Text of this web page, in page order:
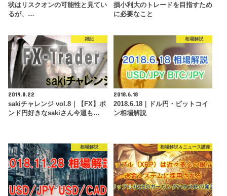
状はリスクオンの可能性と見てい
るが、…
損小利大のトレードを目指すため
に必要なこと
雑記
2019.8.22
sakiチャレンジ vol.8｜【FX】ポ
ンド円好きなsakiさん今週も…
相場解説
2018.6.18
2018.6.18｜ドル円・ビットコイ
ン相場解説
相場解説 相場解説＆ニュース講座